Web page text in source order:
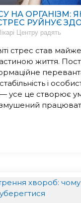
НА ОРГАНІЗМ:
РУЙНУЄ
Центру радять
стрес став майже
життя.
і
усе це створює
змушений